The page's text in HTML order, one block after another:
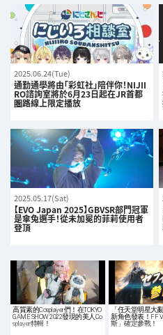
2025.06.24(Tue)
通勤通學將由「彩虹社」陪伴你！NIJII
RO諮詢室將於6月23日起在JR首都
圏路線上限定播放
2025.05.17(Sat)
【EVO Japan 2025】GBVSR部門冠軍
是傘兔選手！從未加冕的菲莉使用者
登頂
高質素的Cosplayer們！在TOKYO
GAME SHOW 2022發現的美人Co
splayer特輯！
「任天堂明星大
新角色發表！FF
斯」確定參戰！